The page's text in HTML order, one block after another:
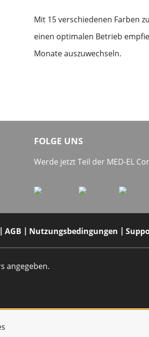
Mit 15 verschiedenen Farben
einen optimalen Betrieb
Monate auszuwechseln.
FOLGE UNS
Werde jetzt Teil der MED-EL
AGB Nutzungsbedingungen
angegeben.